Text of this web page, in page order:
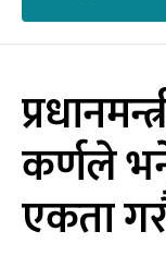
कर्णले
एकता